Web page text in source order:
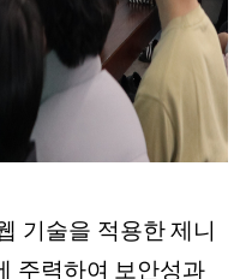
기술을 적용한 제니
주력하여 보안성과